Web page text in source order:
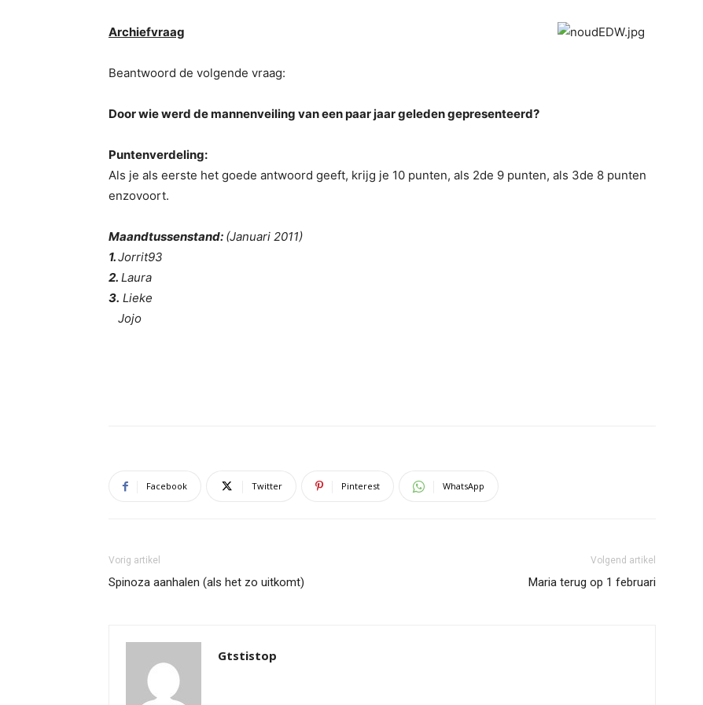
Archiefvraag
Beantwoord de volgende vraag:
Door wie werd de mannenveiling van een paar jaar geleden gepresenteerd?
Puntenverdeling:
Als je als eerste het goede antwoord geeft, krijg je 10 punten, als 2de 9 punten, als 3de 8 punten
enzovoort.
Maandtussenstand: (Januari 2011)
1.Jorrit93
2. Laura
3. Lieke
Jojo
Facebook Twitter Pinterest WhatsApp
Vorig artikel
Spinoza aanhalen (als het zo uitkomt)
Volgend artikel
Maria terug op 1 februari
Gtstistop